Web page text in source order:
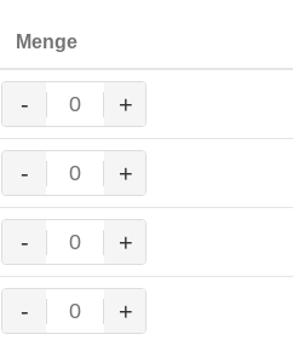
Menge
MASCOT® TOLEDO BUNDHOSE
Menge
- +
MASCOT® TOLEDO BUNDHOSE
Menge
- +
MASCOT® TOLEDO BUNDHOSE
Menge
- +
MASCOT® TOLEDO BUNDHOSE
- +